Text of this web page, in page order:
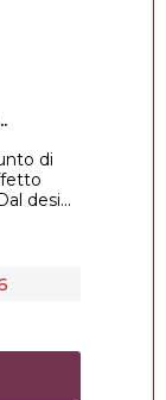
di
desi...